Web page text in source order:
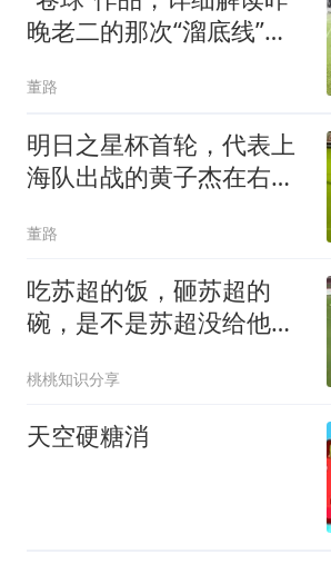
晚老二的那次“溜底线”。
董路
明日之星杯首轮，代表上
海队出战的黄子杰在右后
出了自己的特点
董路
吃苏超的饭，砸苏超的
碗，是不是苏超没给他发
桃桃知识分享
天空硬糖消